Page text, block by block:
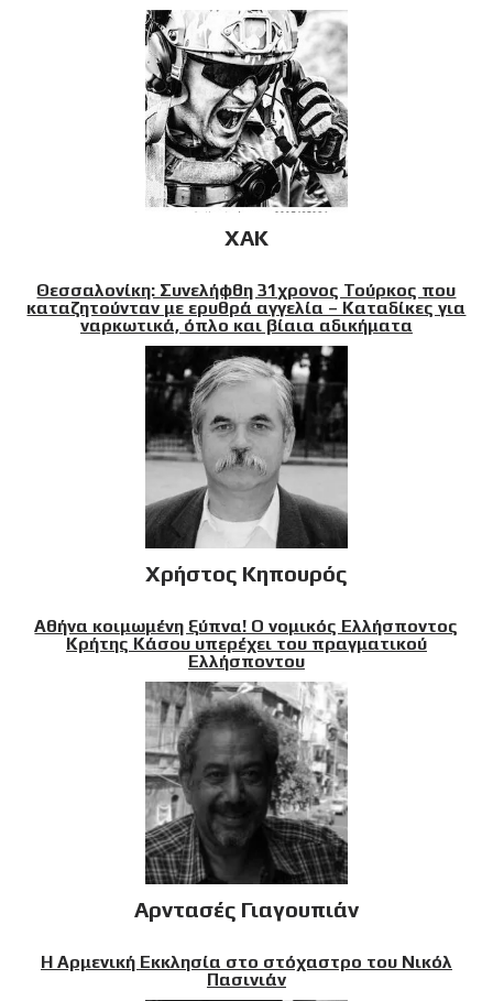
XAK
Θεσσαλονίκη: Συνελήφθη 31χρονος Τούρκος που
καταζητούνταν με ερυθρά αγγελία – Καταδίκες για
ναρκωτικά, όπλο και βίαια αδικήματα
Χρήστος Κηπουρός
Αθήνα κοιμωμένη ξύπνα! Ο νομικός Ελλήσποντος
Κρήτης Κάσου υπερέχει του πραγματικού
Ελλήσποντου
Αρντασές Γιαγουπιάν
Η Αρμενική Εκκλησία στο στόχαστρο του Νικόλ
Πασινιάν